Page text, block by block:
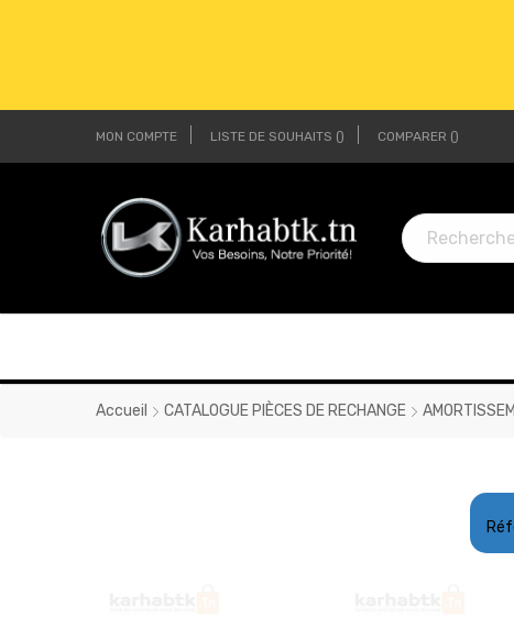
MON COMPTE LISTE DE SOUHAITS COMPARER
Accueil CATALOGUE PIÈCES DE RECHANGE